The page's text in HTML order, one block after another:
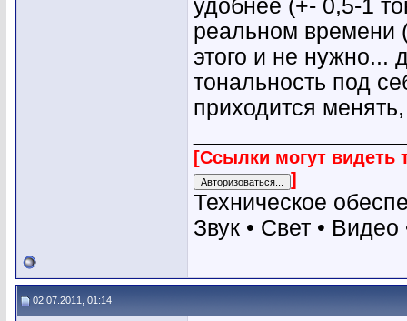
удобнее (+- 0,5-1
реальном времени
этого и не нужно...
тональность под
приходится
[Ссылки могут видеть
]
Техническое
Звук • Свет •
02.07.2011, 01:14